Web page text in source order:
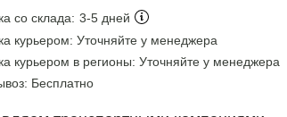
со склада: 3-5 дней
курьером: Уточняйте у менеджера
курьером в регионы: Уточняйте у менеджера
Бесплатно